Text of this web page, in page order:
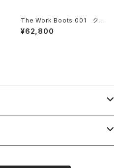
The Work Boots 001 クロ
ムエクセルレザー【チョコ】
¥62,800